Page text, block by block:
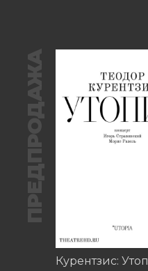
ПРЕДПРОДАЖА
Курентзис: